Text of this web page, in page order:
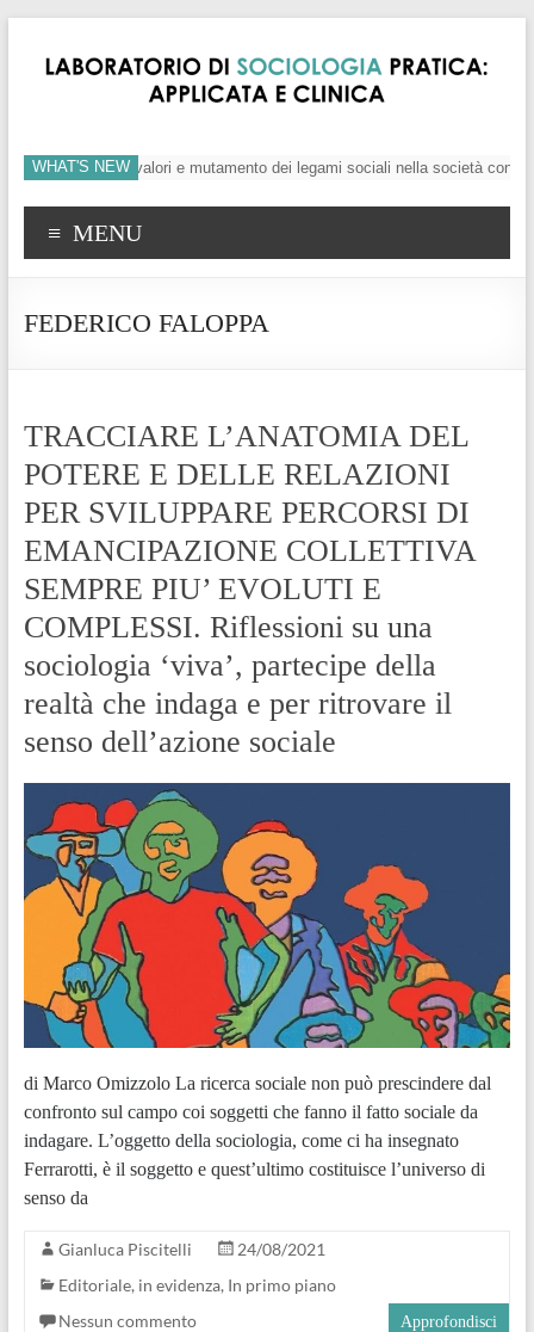
WHAT'S NEW
crisi dei valori e mutamento dei legami sociali nella società
MENU
FEDERICO FALOPPA
TRACCIARE L’ANATOMIA DEL
POTERE E DELLE RELAZIONI
PER SVILUPPARE PERCORSI DI
EMANCIPAZIONE COLLETTIVA
SEMPRE PIU’ EVOLUTI E
COMPLESSI. Riflessioni su una
sociologia ‘viva’, partecipe della
realtà che indaga e per ritrovare il
senso dell’azione sociale
di Marco Omizzolo La ricerca sociale non può prescindere dal
confronto sul campo coi soggetti che fanno il fatto sociale da
indagare. L’oggetto della sociologia, come ci ha insegnato
Ferrarotti, è il soggetto e quest’ultimo costituisce l’universo di
senso da
Gianluca Piscitelli
24/08/2021
Editoriale, in evidenza, In primo piano
Nessun commento
Approfondisci